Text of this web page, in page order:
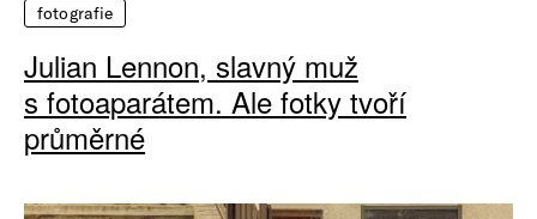
fotografie
Julian Lennon, slavný muž
s fotoaparátem. Ale fotky tvoří
průměrné